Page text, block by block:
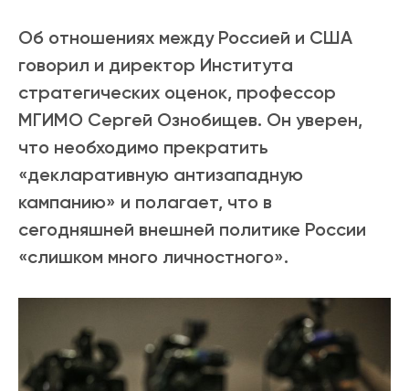
Об отношениях между Россией и США
говорил и директор Института
стратегических оценок, профессор
МГИМО Сергей Ознобищев. Он уверен,
что необходимо прекратить
«декларативную антизападную
кампанию» и полагает, что в
сегодняшней внешней политике России
«слишком много личностного».